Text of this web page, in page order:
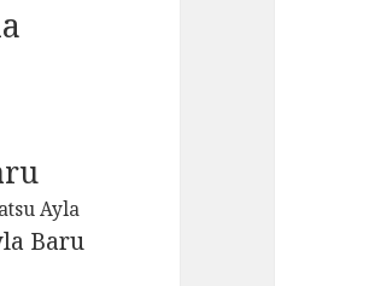
Ayla
Baru